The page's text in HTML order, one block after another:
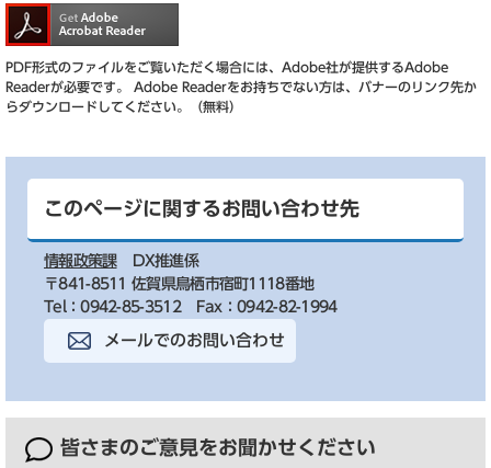
PDF形式のファイルをご覧いただく場合には、Adobe社が提供するAdobe
Readerが必要です。
Adobe Readerをお持ちでない方は、バナーのリンク先か
らダウンロードしてください。（無料）
このページに関するお問い合わせ先
情報政策課
DX推進係
〒841-8511 佐賀県鳥栖市宿町1118番地
Tel：0942-85-3512
Fax：0942-82-1994
メールでのお問い合わせ
皆さまのご意見をお聞かせください